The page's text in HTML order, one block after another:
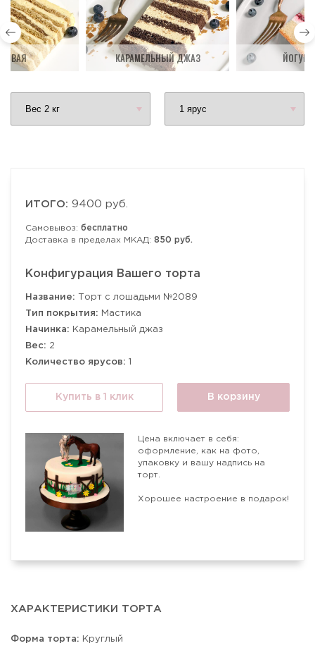
КАРАМЕЛЬНЫЙ ДЖАЗ
ИТОГО: 9400 руб.
Самовывоз: бесплатно
Доставка в пределах МКАД: 850 руб.
Конфигурация Вашего торта
Название: Торт с лошадьми №2089
Тип покрытия: Мастика
Начинка: Карамельный джаз
Вес: 2
Количество ярусов: 1
Купить в 1 клик В корзину
Цена включает в себя:
оформление, как на фото,
упаковку и вашу надпись на
торт.
Хорошее настроение в подарок!
ХАРАКТЕРИСТИКИ ТОРТА
Форма торта: Круглый